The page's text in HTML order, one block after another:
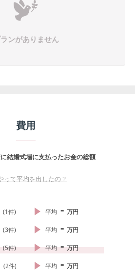
ンがありません
費用
結婚式場に支払ったお金の総額
って平均を出したの？
(1件) 平均 - 万円
(3件) 平均 - 万円
(5件) 平均 - 万円
(2件) 平均 - 万円